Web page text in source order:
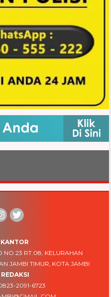
NO.23 RT.08, KELURAHAN
JAMBI TIMUR, KOTA JAMBI
2091-6723